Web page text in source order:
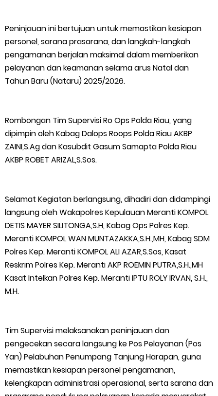
Sinergitas dengan Insan Pers, Komunitas dan Mahasiswa
PLN Selat Panjang Minta Maaf, Janji Datangkan Mesin Sewa
Atasi Pemadaman di Merbau.
PLN: Hentikan Pemadaman dan Beri Kompensasi
FPMP.TB Bersama OPP Teluk Belitung, Dan Perwakilan
Melibur
Bupati Asmar Perkuat Sinergi dengan Danposal Selatpanjang,
Bahas Stabilitas Wilayah dan Pembangunan Meranti
44 Tim Berlaga di Banglas Barat Cup II, Pemkab Meranti
Generasi Emas Indonesia 2045
Kepulauan Meranti Borong Tiga Prestasi di ADUJAK GenRe Riau
2026, Duta Putra Raih Juara Pertama
Peninjauan ini bertujuan untuk memastikan kesiapan
personel, sarana prasarana, dan langkah-langkah
pengamanan berjalan maksimal dalam memberikan
pelayanan dan keamanan selama arus Natal dan
Tahun Baru (Nataru) 2025/2026.
Rombongan Tim Supervisi Ro Ops Polda Riau, yang
dipimpin oleh Kabag Dalops Roops Polda Riau AKBP
ZAINI,S.Ag dan Kasubdit Gasum Samapta Polda Riau
AKBP ROBET ARIZAL,S.Sos.
Selamat Kegiatan berlangsung, dihadiri dan didampingi
langsung oleh Wakapolres Kepulauan Meranti KOMPOL
DETIS MAYER SILITONGA,S.H, Kabag Ops Polres Kep.
Meranti KOMPOL WAN MUNTAZAKKA,S.H.,MH, Kabag SDM
Polres Kep. Meranti KOMPOL ALI AZAR,S.Sos, Kasat
Reskrim Polres Kep. Meranti AKP ROEMIN PUTRA,S.H.,MH
Kasat Intelkan Polres Kep. Meranti IPTU ROLY IRVAN, S.H.,
M.H.
Tim Supervisi melaksanakan peninjauan dan
pengecekan secara langsung ke Pos Pelayanan (Pos
Yan) Pelabuhan Penumpang Tanjung Harapan, guna
memastikan kesiapan personel pengamanan,
kelengkapan administrasi operasional, serta sarana dan